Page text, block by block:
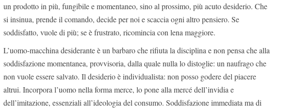
un prodotto in più, fungibile e momentaneo, sino al prossimo, più acuto desiderio. Che
si insinua, prende il comando, decide per noi e scaccia ogni altro pensiero. Se
soddisfatto, vuole di più; se è frustrato, ricomincia con lena maggiore.
L’uomo-macchina desiderante è un barbaro che rifiuta la disciplina e non pensa che alla
soddisfazione momentanea, provvisoria, dalla quale nulla lo distoglie: un naufrago che
non vuole essere salvato. Il desiderio è individualista: non posso godere del piacere
altrui. Incorpora l’uomo nella forma merce, lo pone alla mercé dell’invidia e
dell’imitazione, essenziali all’ideologia del consumo. Soddisfazione immediata ma di